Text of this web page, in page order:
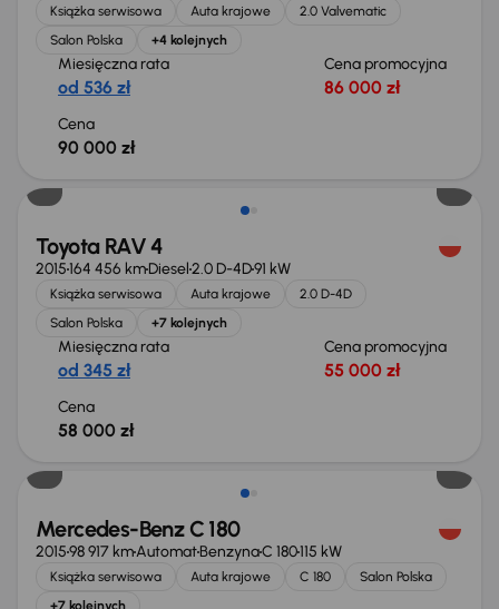
Książka serwisowa Auta krajowe
2.0 Valvematic
Salon Polska
+4 kolejnych
Miesięczna rata
od 536 zł
Cena promocyjna
86 000 zł
Cena
90 000 zł
Toyota RAV 4
2015164 456 kmDiesel2.0 D-4D91 kW
Książka serwisowa Auta krajowe
2.0 D-4D
Salon Polska
+7 kolejnych
Miesięczna rata
od 345 zł
Cena promocyjna
55 000 zł
Cena
58 000 zł
Mercedes-Benz C 180
201598 917 kmAutomatBenzynaC 180115 kW
Książka serwisowa Auta krajowe C 180
Salon Polska
+7 kolejnych